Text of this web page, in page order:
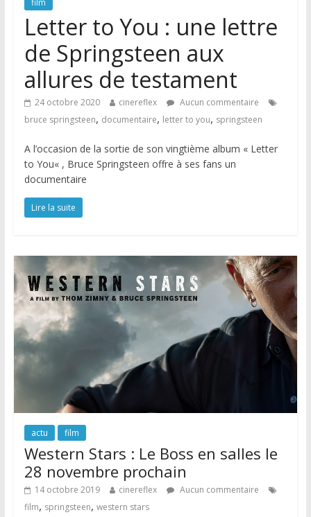
Letter to You : une lettre
de Springsteen aux
allures de testament
24 octobre 2020 cinereflex
Aucun commentaire
bruce springsteen, documentaire, letter to you, springsteen
A l’occasion de la sortie de son vingtième album « Letter
to You« , Bruce Springsteen offre à ses fans un
documentaire
Lire la suite
actu film
Western Stars : Le Boss en salles le
28 novembre prochain
14 octobre 2019 cinereflex
Aucun commentaire
film, springsteen, western stars